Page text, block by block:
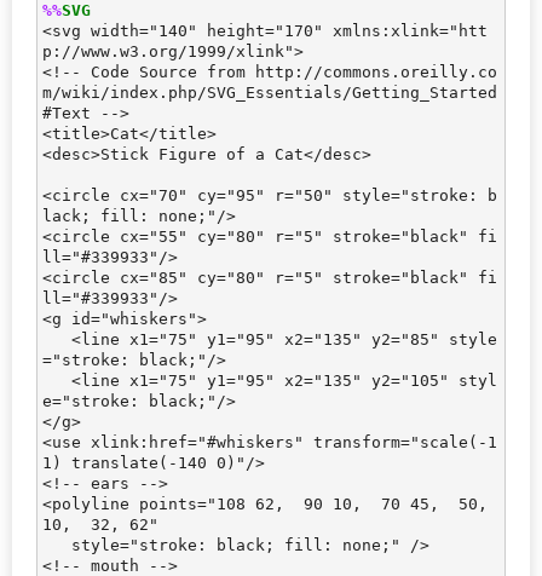
%%SVG
<svg width="140" height="170" xmlns:xlink="htt
p://www.w3.org/1999/xlink">
<!-- Code Source from http://commons.oreilly.co
m/wiki/index.php/SVG_Essentials/Getting_Started
#Text -->
<title>Cat</title>
<desc>Stick Figure of a Cat</desc>
<circle cx="70" cy="95" r="50" style="stroke: b
lack; fill: none;"/>
<circle cx="55" cy="80" r="5" stroke="black" fi
ll="#339933"/>
<circle cx="85" cy="80" r="5" stroke="black" fi
ll="#339933"/>
<g id="whiskers">
="stroke: black;"/>
e="stroke: black;"/>
</g>
<use xlink:href="#whiskers" transform="scale(-1
1) translate(-140 0)"/>
<!-- ears -->
<polyline points="108 62,  90 10,  70 45,  50,
10,  32, 62"
<!-- mouth -->